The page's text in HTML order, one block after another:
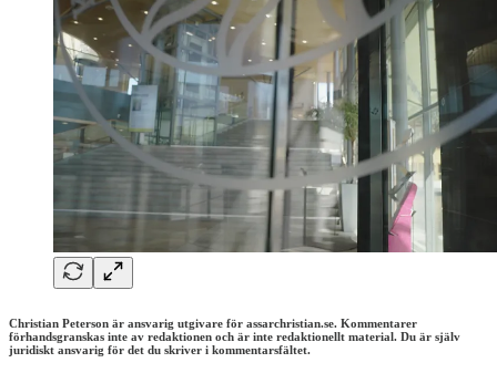
Christian Peterson är ansvarig utgivare för assarchristian.se. Kommentarer
förhandsgranskas inte av redaktionen och är inte redaktionellt material. Du är själv
juridiskt ansvarig för det du skriver i kommentarsfältet.